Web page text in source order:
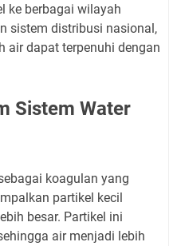
ke berbagai wilayah
sistem distribusi nasional,
air dapat terpenuhi dengan
Sistem Water
koagulan yang
partikel kecil
besar. Partikel ini
air menjadi lebih